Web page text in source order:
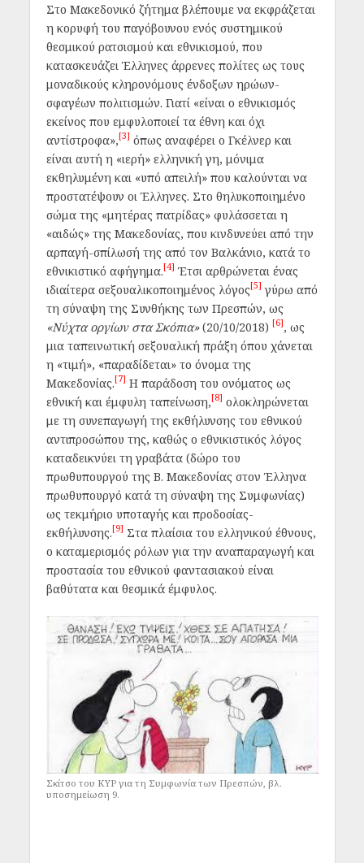
Στο Μακεδονικό ζήτημα βλέπουμε να εκφράζεται
η κορυφή του παγόβουνου ενός συστημικού
θεσμικού ρατσισμού και εθνικισμού, που
κατασκευάζει Έλληνες άρρενες πολίτες ως τους
μοναδικούς κληρονόμους ένδοξων ηρώων-
σφαγέων πολιτισμών. Γιατί «είναι ο εθνικισμός
εκείνος που εμφυλοποιεί τα έθνη και όχι
αντίστροφα»,[3] όπως αναφέρει ο Γκέλνερ και
είναι αυτή η «ιερή» ελληνική γη, μόνιμα
εκθηλυμένη και «υπό απειλή» που καλούνται να
προστατέψουν οι Έλληνες. Στο θηλυκοποιημένο
σώμα της «μητέρας πατρίδας» φυλάσσεται η
«αιδώς» της Μακεδονίας, που κινδυνεύει από την
αρπαγή-σπίλωσή της από τον Βαλκάνιο, κατά το
εθνικιστικό αφήγημα.[4] Έτσι αρθρώνεται ένας
ιδιαίτερα σεξουαλικοποιημένος λόγος[5] γύρω από
τη σύναψη της Συνθήκης των Πρεσπών, ως
«Νύχτα οργίων στα Σκόπια»(20/10/2018) [6], ως
μια ταπεινωτική σεξουαλική πράξη όπου χάνεται
η «τιμή», «παραδίδεται» το όνομα της
Μακεδονίας.[7] Η παράδοση του ονόματος ως
εθνική και έμφυλη ταπείνωση,[8] ολοκληρώνεται
με τη συνεπαγωγή της εκθήλυνσης του εθνικού
αντιπροσώπου της, καθώς ο εθνικιστικός λόγος
καταδεικνύει τη γραβάτα (δώρο του
πρωθυπουργού της Β. Μακεδονίας στον Έλληνα
πρωθυπουργό κατά τη σύναψη της Συμφωνίας)
ως τεκμήριο υποταγής και προδοσίας-
εκθήλυνσης.[9] Στα πλαίσια του ελληνικού έθνους,
ο καταμερισμός ρόλων για την αναπαραγωγή και
προστασία του εθνικού φαντασιακού είναι
βαθύτατα και θεσμικά έμφυλος.
Σκίτσο του ΚΥΡ για τη Συμφωνία των Πρεσπών, βλ.
υποσημείωση 9.